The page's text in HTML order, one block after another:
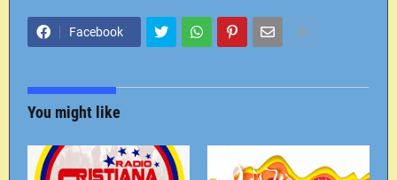
Facebook
You might like